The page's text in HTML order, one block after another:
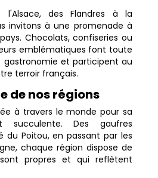
des Flandres à la
invitons à une promenade à
Chocolats, confiseries ou
emblématiques font toute
gastronomie et participent au
terroir français.
de nos régions
à travers le monde pour sa
succulente. Des gaufres
du Poitou, en passant par les
chaque région dispose de
propres et qui reflètent